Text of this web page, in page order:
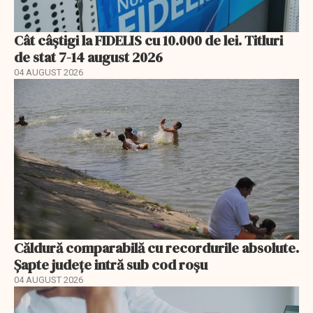
Cât câștigi la FIDELIS cu 10.000 de lei. Titluri
de stat 7-14 august 2026
04 AUGUST 2026
Căldură comparabilă cu recordurile absolute.
Șapte județe intră sub cod roșu
04 AUGUST 2026